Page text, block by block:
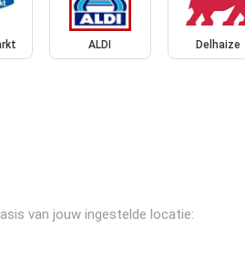
ALDI Delhaize
van jouw ingestelde locatie: